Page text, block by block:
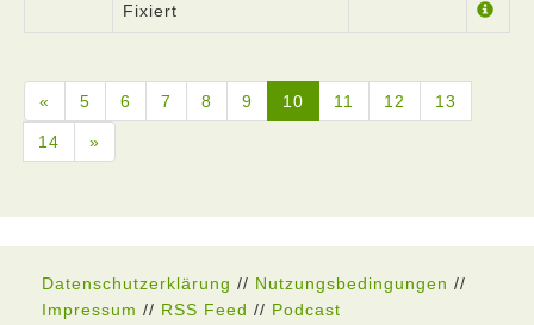
Fixiert
« 5 6 7 8 9 10 11 12 13
14 »
Datenschutzerklärung // Nutzungsbedingungen //
Impressum // RSS Feed // Podcast